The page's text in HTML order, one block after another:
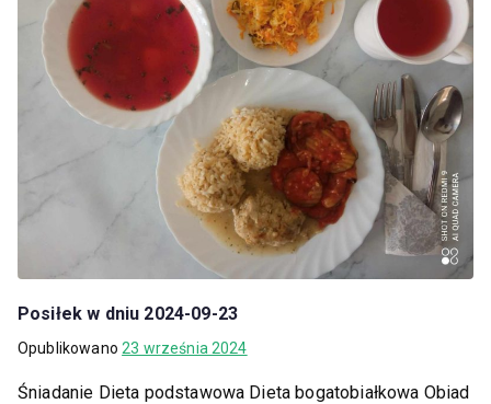
Posiłek w dniu 2024-09-23
Opublikowano23 września 2024
Śniadanie Dieta podstawowa Dieta bogatobiałkowa Obiad